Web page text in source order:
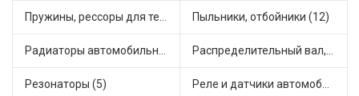
Пружины, рессоры для техники (5) Пыльники, отбойники (12)
Радиаторы автомобильные (9) Распределительный вал, шестерни распределительного (2)
Резонаторы (5) Реле и датчики автомобильные (59)